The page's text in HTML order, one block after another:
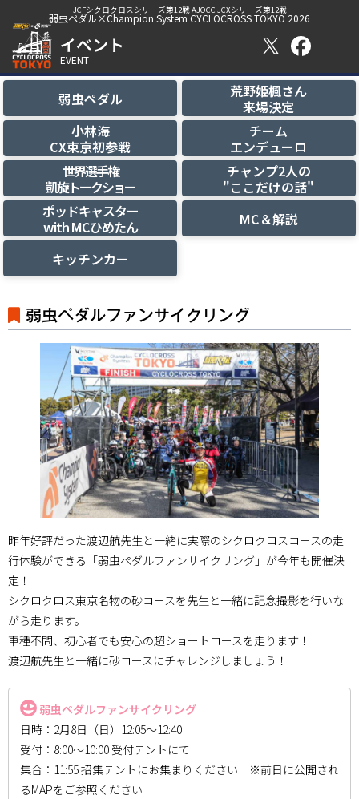
JCFシクロクロスシリーズ第12戦 AJOCC JCXシリーズ第12戦
弱虫ペダル×Champion System CYCLOCROSS TOKYO 2026
イベント
EVENT
弱虫ペダル
荒野姫楓さん
来場決定
小林海
CX東京初参戦
チーム
エンデューロ
世界選手権
凱旋トークショー
チャンプ2人の
"ここだけの話"
ポッドキャスター
with MCひめたん
MC＆解説
キッチンカー
弱虫ペダルファンサイクリング
昨年好評だった渡辺航先生と一緒に実際のシクロクロスコースの走
行体験ができる「弱虫ペダルファンサイクリング」が今年も開催決
定！
シクロクロス東京名物の砂コースを先生と一緒に記念撮影を行いな
がら走ります。
車種不問、初心者でも安心の超ショートコースを走ります！
渡辺航先生と一緒に砂コースにチャレンジしましょう！
弱虫ペダルファンサイクリング
日時：2月8日（日）12:05～12:40
受付：8:00～10:00 受付テントにて
集合：11:55 招集テントにお集まりください ※前日に公開され
るMAPをご参照ください